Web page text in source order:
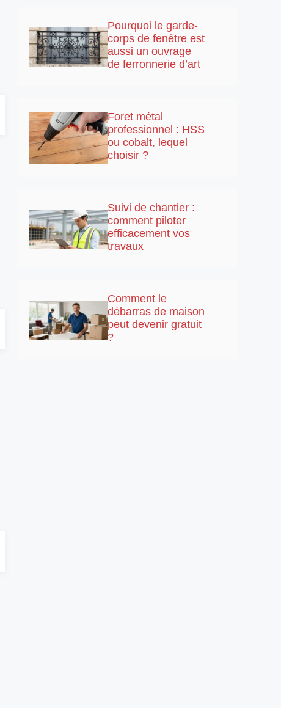
Pourquoi le garde-
corps de fenêtre est
aussi un ouvrage
de ferronnerie d’art
Foret métal
professionnel : HSS
ou cobalt, lequel
choisir ?
Suivi de chantier :
comment piloter
efficacement vos
travaux
Comment le
débarras de maison
peut devenir gratuit
?